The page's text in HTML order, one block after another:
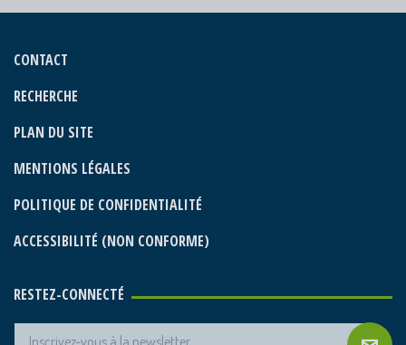
CONTACT
RECHERCHE
PLAN DU SITE
MENTIONS LÉGALES
POLITIQUE DE CONFIDENTIALITÉ
ACCESSIBILITÉ (NON CONFORME)
RESTEZ-CONNECTÉ